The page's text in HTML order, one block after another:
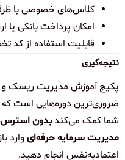
کلاس‌های خصوصی با
امکان پرداخت بانکی یا
قابلیت استفاده از کد
نتیجه‌گیری
پکیج آموزش مدیریت ریسک و
ضروری‌ترین دوره‌هایی است که
شما کمک می‌کندبدون
مدیریت سرمایه حرفه‌ایوارد
اعتمادبه‌نفس انجام دهید.